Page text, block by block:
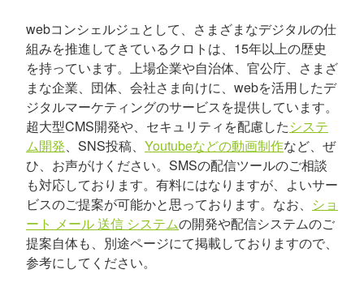
webコンシェルジュとして、さまざまなデジタルの仕
組みを推進してきているクロトは、15年以上の歴史
を持っています。上場企業や自治体、官公庁、さまざ
まな企業、団体、会社さま向けに、webを活用したデ
ジタルマーケティングのサービスを提供しています。
超大型CMS開発や、セキュリティを配慮したシステ
ム開発、SNS投稿、 Youtubeなどの動画制作など、ぜ
ひ、お声がけください。SMSの配信ツールのご相談
も対応しております。有料にはなりますが、よいサー
ビスのご提案が可能かと思っております。なお、 ショ
ート メール 送信 システムの開発や配信システムのご
提案自体も、別途ページにて掲載しておりますので、
参考にしてください。